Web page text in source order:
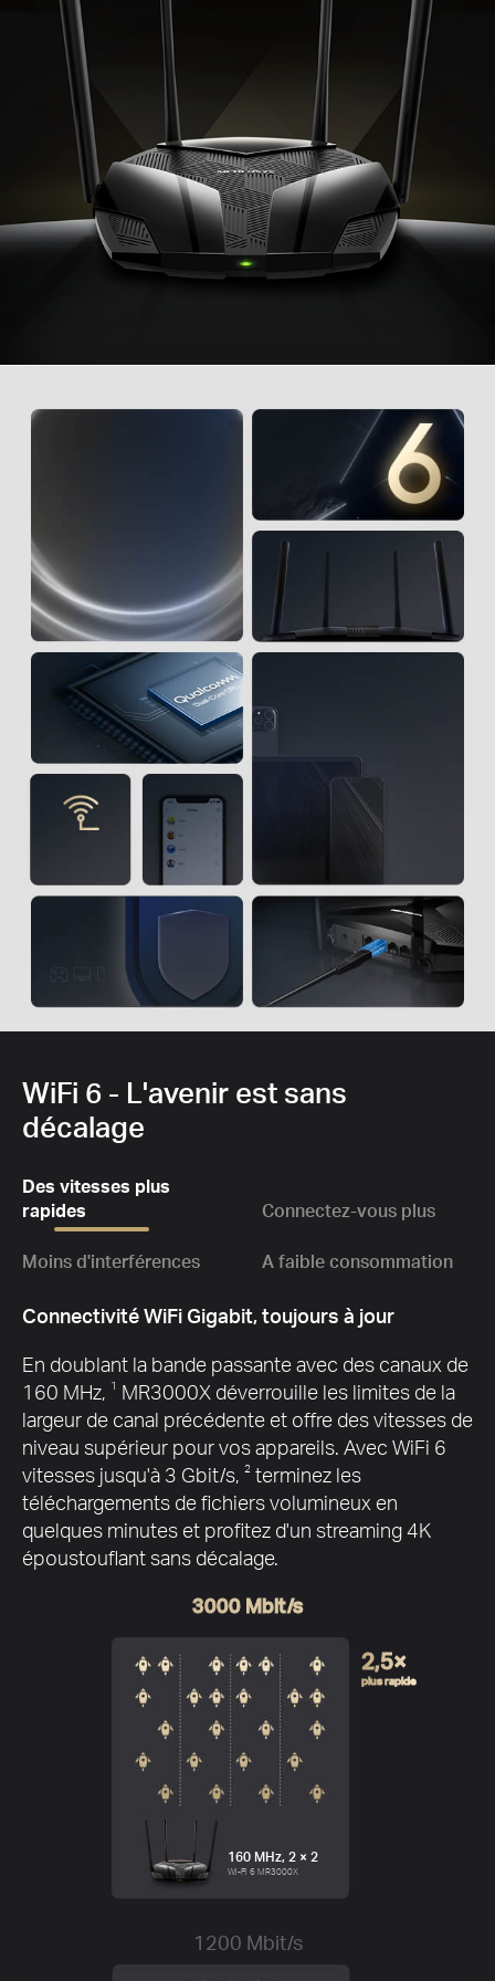
BSS Color
SMART CONNECT
- Choisit intelligemment la
meilleure bande disponible pour chaque
appareil
WiFi 6 - L'avenir est sans
décalage
Des vitesses plus
rapides
Connectez-vous plus
Moins d'interférences A faible consommation
Connectivité WiFi Gigabit, toujours à jour
En doublant la bande passante avec des canaux de
160 MHz,
1 MR3000X déverrouille les limites de la
largeur de canal précédente et offre des vitesses de
niveau supérieur pour vos appareils. Avec WiFi 6
vitesses jusqu'à 3 Gbit/s,
2 terminez les
téléchargements de fichiers volumineux en
quelques minutes et profitez d'un streaming 4K
époustouflant sans décalage.
1200 Mbit/s
3000 Mbit/s
160 MHz, 2 × 2
Wi-Fi 6 MR3000X
2,5×
plus rapide